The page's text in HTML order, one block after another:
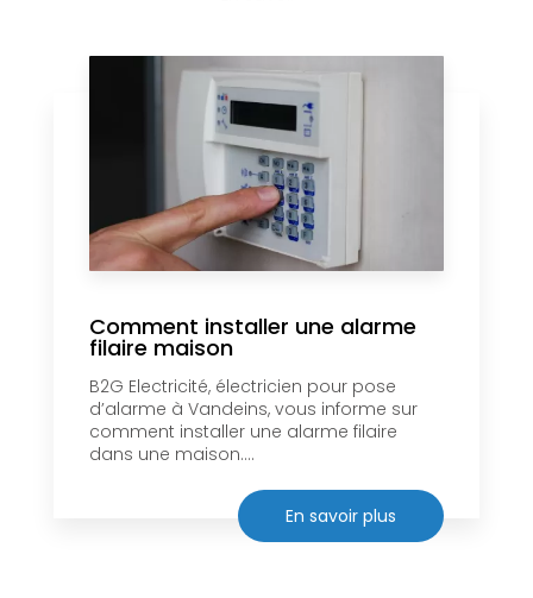
Comment installer une alarme
filaire maison
B2G Electricité, électricien pour pose
d’alarme à Vandeins, vous informe sur
comment installer une alarme filaire
dans une maison....
En savoir plus